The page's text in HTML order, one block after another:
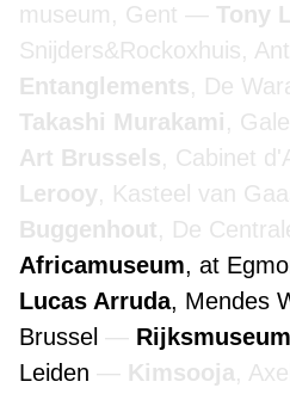
museum, Gent
Tony
Snijders&Rockoxhuis,
Entanglements, De
Takashi Murakami,
Art Brussels, Cabinet
Lerooy, Kasteel van
Buggenhout, De
Africamuseum, at
Lucas Arruda, Mendes
Brussel
Leiden
Kimsooja,